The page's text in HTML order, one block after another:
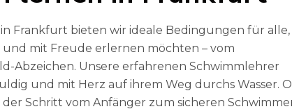
Frankfurt bieten wir ideale Bedingungen für alle,
und mit Freude erlernen möchten – vom
Abzeichen. Unsere erfahrenen Schwimmlehrer
und mit Herz auf ihrem Weg durchs Wasser.
Schritt vom Anfänger zum sicheren
2